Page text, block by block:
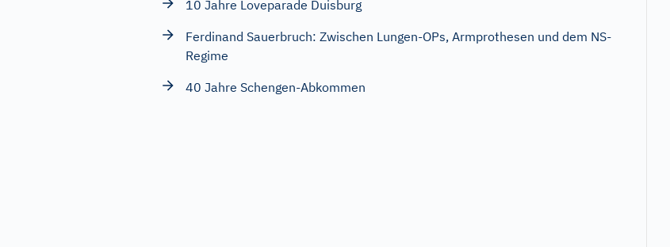
10 Jahre Loveparade Duisburg
Ferdinand Sauerbruch: Zwischen Lungen-OPs, Armprothesen und dem NS-
Regime
40 Jahre Schengen-Abkommen